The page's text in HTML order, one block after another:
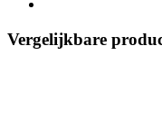
Vergelijkbare